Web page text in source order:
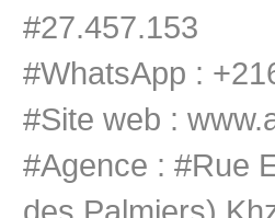
#27.457.153
#WhatsApp :
#Site web :
#Agence : #Rue